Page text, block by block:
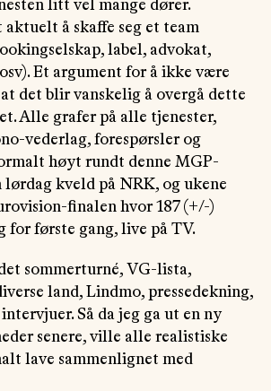
litt vel mange dører.
å skaffe seg et team
label, advokat,
Et argument for å ikke være
det blir vanskelig å overgå dette
Alle grafer på alle tjenester,
vederlag, forespørsler og
høyt rundt denne MGP-
kveld på NRK, og ukene
finalen hvor 187 (+/-)
for første gang, live på TV.
sommerturné, VG-lista,
land, Lindmo, pressedekning,
Så da jeg ga ut en ny
senere, ville alle realistiske
lave sammenlignet med